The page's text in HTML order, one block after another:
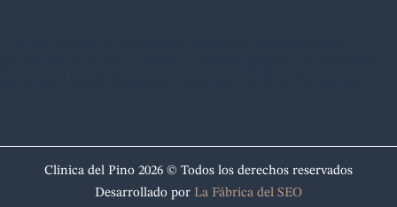
Clínica del Pino 2026 © Todos los derechos reservados
Desarrollado por La Fábrica del SEO